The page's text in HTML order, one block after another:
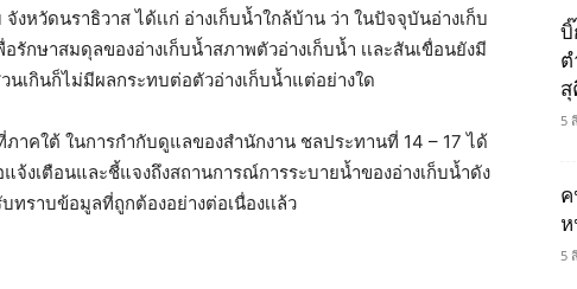
หวัดนราธิวาส ได้เเก่ อ่างเก็บน้ำใกล้บ้าน ว่า ในปัจจุบันอ่างเก็บ
กษาสมดุลของอ่างเก็บน้ำสภาพตัวอ่างเก็บนํ้า เเละสันเขื่อนยังมี
เกินก็ไม่มีผลกระทบต่อตัวอ่างเก็บน้ำแต่อย่างใด
าคใต้ ในการกํากับดูแลของสํานักงาน ชลประทานที่ 14 – 17 ได้
จ้งเตือนและชี้แจงถึงสถานการณ์การระบายน้ำของอ่างเก็บนํ้าดัง
ราบข้อมูลที่ถูกต้องอย่างต่อเนื่องเเล้ว
บิ๊
5
ห
5